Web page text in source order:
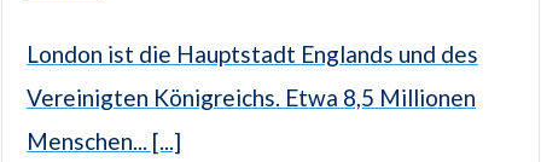
London ist die Hauptstadt Englands und des
Vereinigten Königreichs. Etwa 8,5 Millionen
Menschen... [...]